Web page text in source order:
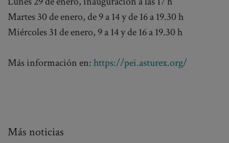
Martes 30 de enero, de 9 a 14 y de 16 a 19.30 h
Miércoles 31 de enero, 9 a 14 y de 16 a 19.30 h
Más información en:https://pei.asturex.org/
Más noticias